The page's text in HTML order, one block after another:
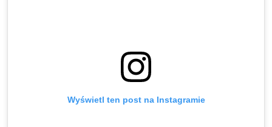
Wyświetl ten post na Instagramie